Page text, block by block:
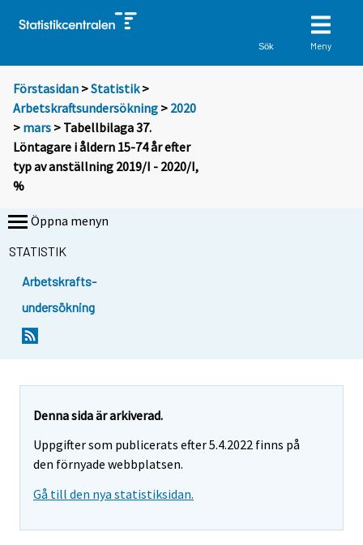
Sök Meny
Förstasidan >Statistik >
Arbetskraftsundersökning > 2020
> mars > Tabellbilaga 37.
Löntagare i åldern 15-74 år efter
typ av anställning 2019/I - 2020/I,
%
Öppna menyn
STATISTIK
Arbetskrafts-
undersökning
Denna sida är arkiverad.
Uppgifter som publicerats efter 5.4.2022 finns på
den förnyade webbplatsen.
Gå till den nya statistiksidan.